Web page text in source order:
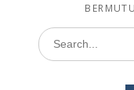
Search
for: